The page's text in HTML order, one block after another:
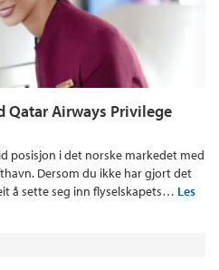
Qatar Airways Privilege
posisjon i det norske markedet med
Dersom du ikke har gjort det
å sette seg inn flyselskapets… Les